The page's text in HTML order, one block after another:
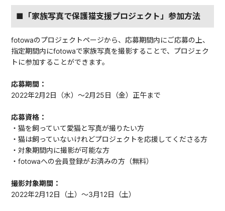
■「家族写真で保護猫支援プロジェクト」参加方法
fotowaのプロジェクトページから、応募期間内にご応募の上、
指定期間内にfotowaで家族写真を撮影することで、プロジェク
トに参加することができます。
応募期間：
2022年2月2日（水）〜2月25日（金）正午まで
応募資格：
・猫を飼っていて愛猫と写真が撮りたい方
・猫は飼っていないけれどプロジェクトを応援してくださる方
・対象期間内に撮影が可能な方
・fotowaへの会員登録がお済みの方（無料）
撮影対象期間：
2022年2月12日（土）〜3月12日（土）